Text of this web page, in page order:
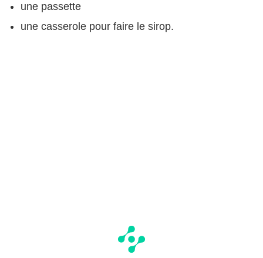
une passette
une casserole pour faire le sirop.